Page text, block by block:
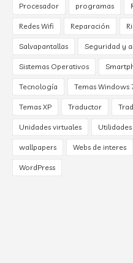
Procesador programas
Redes Wifi Reparación
Salvapantallas Seguridad y
Sistemas Operativos
Tecnología Temas Windows
Temas XP Traductor
Unidades virtuales Utilidades
wallpapers Webs de interes
WordPress